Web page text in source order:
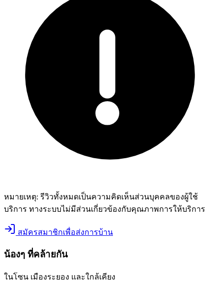
หมายเหตุ: รีวิวทั้งหมดเป็นความคิดเห็นส่วนบุคคลของผู้ใช้
บริการ ทางระบบไม่มีส่วนเกี่ยวข้องกับคุณภาพการให้บริการ
สมัครสมาชิกเพื่อส่งการบ้าน
น้องๆ ที่คล้ายกัน
ในโซน เมืองระยอง และใกล้เคียง